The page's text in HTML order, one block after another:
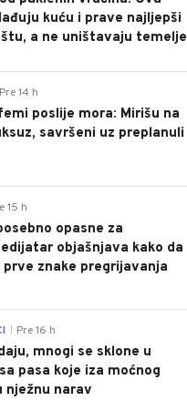
kuću i prave najljepši
a ne uništavaju temelje
Pre 14 h
poslije mora: Mirišu na
savršeni uz preplanuli
15 h
opasne za
objašnjava kako da
znake pregrijavanja
Pre 16 h
mnogi se sklone u
pasa koje iza moćnog
nježnu narav